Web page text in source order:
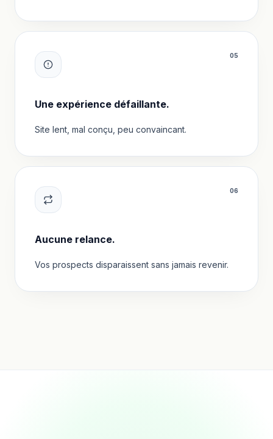
05
Une expérience défaillante.
Site lent, mal conçu, peu convaincant.
06
Aucune relance.
Vos prospects disparaissent sans jamais revenir.